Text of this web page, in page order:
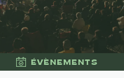
ÉVÈNEMENTS